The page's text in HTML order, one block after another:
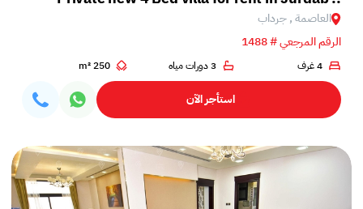
العاصمة , جرداب
الرقم المرجعي # 1488
4 غرف 3 دورات مياه 250 m²
استأجر الآن